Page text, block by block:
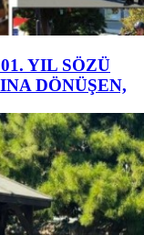
YIL SÖZÜ
DÖNÜŞEN,